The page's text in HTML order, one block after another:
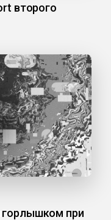
второго
при